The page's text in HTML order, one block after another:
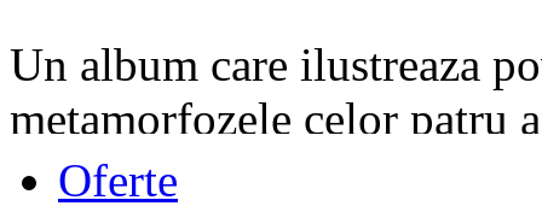
Un album care ilustreaza
metamorfozele celor patru
timpul promisiunilor, vara
Oferte